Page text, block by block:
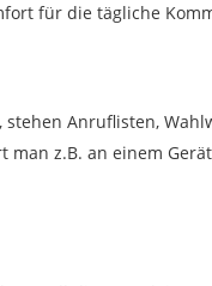
für die tägliche
Anruflisten,
z.B. an einem